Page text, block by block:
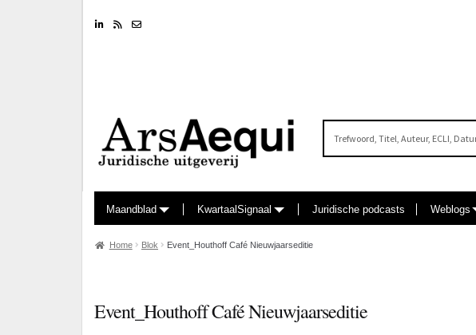
LinkedinRSS feed
Maandblad KwartaalSignaal Juridische podcasts Weblogs
Home Blok Event_Houthoff Café Nieuwjaarseditie
Event_Houthoff Café Nieuwjaarseditie